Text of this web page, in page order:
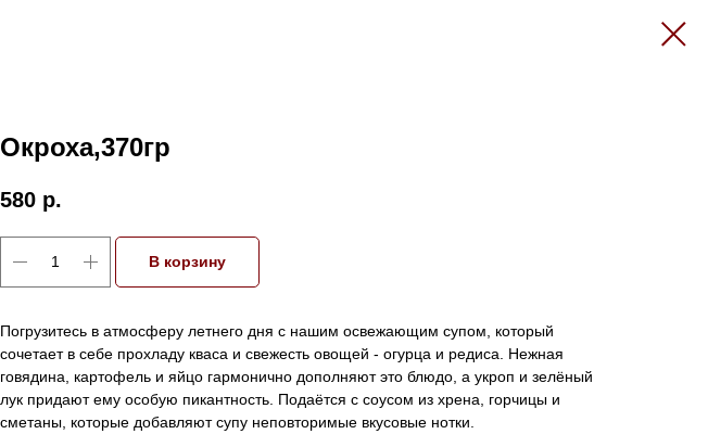
Окроха,370гр
580 р.
В корзину
Погрузитесь в атмосферу летнего дня с нашим освежающим супом, который
сочетает в себе прохладу кваса и свежесть овощей - огурца и редиса. Нежная
говядина, картофель и яйцо гармонично дополняют это блюдо, а укроп и зелёный
лук придают ему особую пикантность. Подаётся с соусом из хрена, горчицы и
сметаны, которые добавляют супу неповторимые вкусовые нотки.